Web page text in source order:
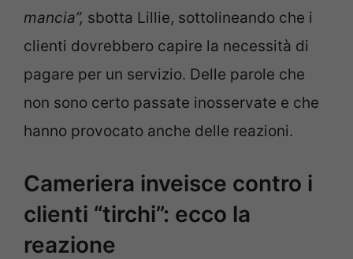
mancia”, sbotta Lillie, sottolineando che i
clienti dovrebbero capire la necessità di
pagare per un servizio. Delle parole che
non sono certo passate inosservate e che
hanno provocato anche delle reazioni.
Cameriera inveisce contro i
clienti “tirchi”: ecco la
reazione